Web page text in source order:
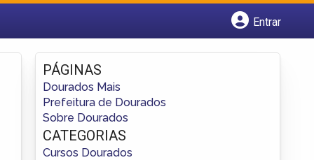
Entrar
Fazer login
Criar conta
PÁGINAS
Dourados Mais
Prefeitura de Dourados
Sobre Dourados
CATEGORIAS
Cursos Dourados